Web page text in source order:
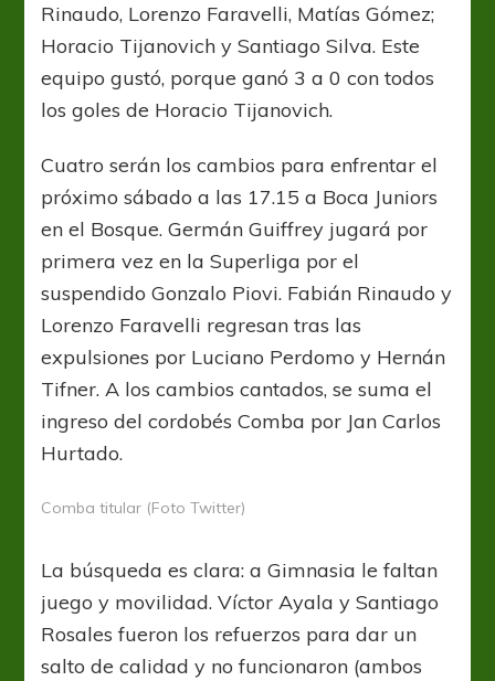
Rinaudo, Lorenzo Faravelli, Matías Gómez;
Horacio Tijanovich y Santiago Silva. Este
equipo gustó, porque ganó 3 a 0 con todos
los goles de Horacio Tijanovich.
Cuatro serán los cambios para enfrentar el
próximo sábado a las 17.15 a Boca Juniors
en el Bosque. Germán Guiffrey jugará por
primera vez en la Superliga por el
suspendido Gonzalo Piovi. Fabián Rinaudo y
Lorenzo Faravelli regresan tras las
expulsiones por Luciano Perdomo y Hernán
Tifner. A los cambios cantados, se suma el
ingreso del cordobés Comba por Jan Carlos
Hurtado.
Comba titular (Foto Twitter)
La búsqueda es clara: a Gimnasia le faltan
juego y movilidad. Víctor Ayala y Santiago
Rosales fueron los refuerzos para dar un
salto de calidad y no funcionaron (ambos